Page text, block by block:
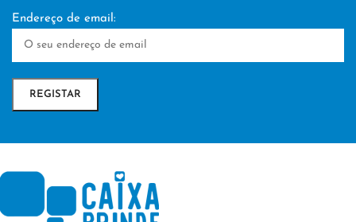
Endereço de email: